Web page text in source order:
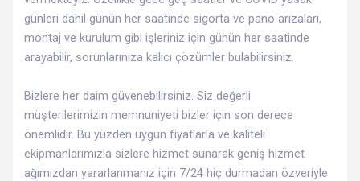
günleri dahil günün her saatinde sigorta ve pano arızaları,
montaj ve kurulum gibi işleriniz için günün her saatinde
arayabilir, sorunlarınıza kalıcı çözümler bulabilirsiniz.
Bizlere her daim güvenebilirsiniz. Siz değerli
müşterilerimizin memnuniyeti bizler için son derece
önemlidir. Bu yüzden uygun fiyatlarla ve kaliteli
ekipmanlarımızla sizlere hizmet sunarak geniş hizmet
ağımızdan yararlanmanız için 7/24 hiç durmadan özveriyle